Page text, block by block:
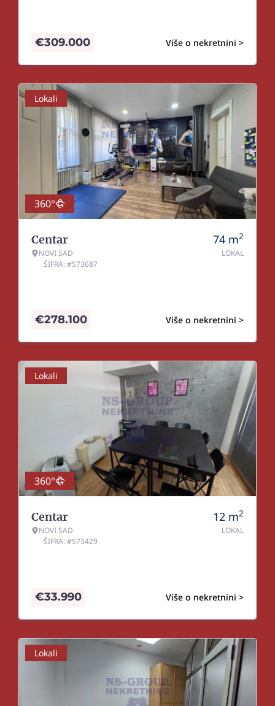
Više o nekretnini >
€309.000
Lokali
360°
Centar
NOVI SAD
ŠIFRA: #573687
74 m2
LOKAL
Više o nekretnini >
€278.100
Lokali
360°
Centar
NOVI SAD
ŠIFRA: #573429
12 m2
LOKAL
Više o nekretnini >
€33.990
Lokali